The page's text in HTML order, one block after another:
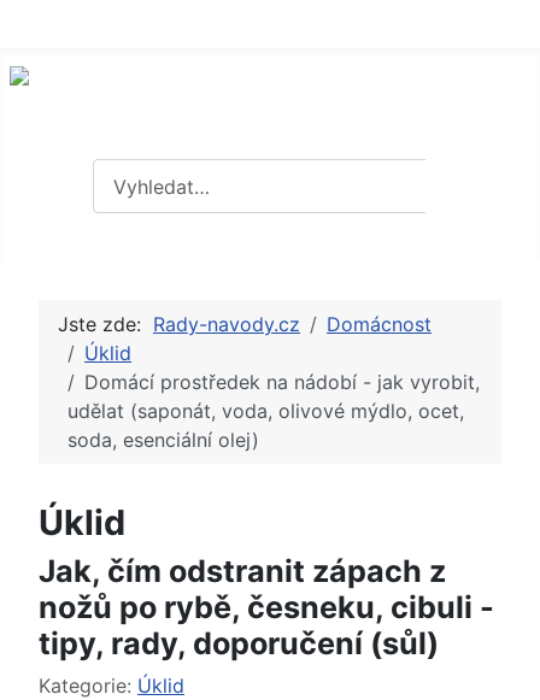
Jste zde: Rady-navody.cz
Domácnost
Úklid
Domácí prostředek na nádobí - jak vyrobit,
udělat (saponát, voda, olivové mýdlo, ocet,
soda, esenciální olej)
Úklid
Jak, čím odstranit zápach z
nožů po rybě, česneku, cibuli -
tipy, rady, doporučení (sůl)
Základní údaje
Kategorie: Úklid